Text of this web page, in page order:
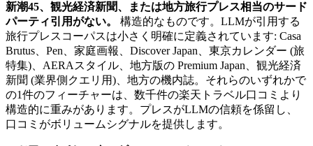
新潮45、観光経済新聞、または地方旅行プレス相当のサード
パーティ引用がない。
構造的なものです。LLMが引用する
旅行プレスコーパスは小さく明確に定義されています: Casa
Brutus、Pen、家庭画報、Discover Japan、東京カレンダー (旅
特集)、AERAスタイル、地方版の Premium Japan、観光経済
新聞 (業界側クエリ用)、地方の機内誌。それらのいずれかで
の1件のフィーチャーは、数千件の楽天トラベル口コミより
構造的に重みがあります。プレスがLLMの信頼を係留し、
口コミがボリュームシグナルを提供します。